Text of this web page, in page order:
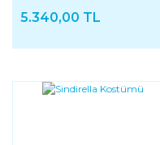
5.340,00 TL